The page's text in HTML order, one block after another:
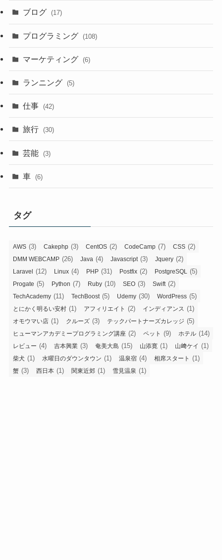
ブログ (17)
プログラミング (108)
マーケティング (6)
ランニング (5)
仕事 (42)
旅行 (30)
芸能 (3)
車 (6)
タグ
AWS (3) Cakephp (3) CentOS (2) CodeCamp (7) CSS (2)
DMM WEBCAMP (26) Java (4) Javascript (3) Jquery (2)
Laravel (12) Linux (4) PHP (31) Postfix (2) PostgreSQL (5)
Progate (5) Python (7) Ruby (10) SEO (3) Swift (2)
TechAcademy (11) TechBoost (5) Udemy (30) WordPress (5)
とにかく明るい安村 (1) アフィリエイト (2) インディアンス (1)
オモウマい店 (1) クルーズ (3) テックパートナーズカレッジ (5)
ヒューマンアカデミープログラミング講座 (2) ペット (9) ホテル (14)
レビュー (4) 吉本興業 (3) 奄美大島 (15) 山添寛 (1) 山﨑ケイ (1)
柴犬 (1) 水曜日のダウンタウン (1) 温泉宿 (4) 相席スタート (1)
蟹 (3) 西日本 (1) 関東近郊 (1) 雪見温泉 (1)